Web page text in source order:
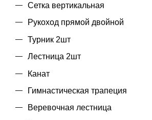
Сетка вертикальная
Рукоход прямой двойной
Турник 2шт
Лестница 2шт
Канат
Гимнастическая трапеция
Веревочная лестница